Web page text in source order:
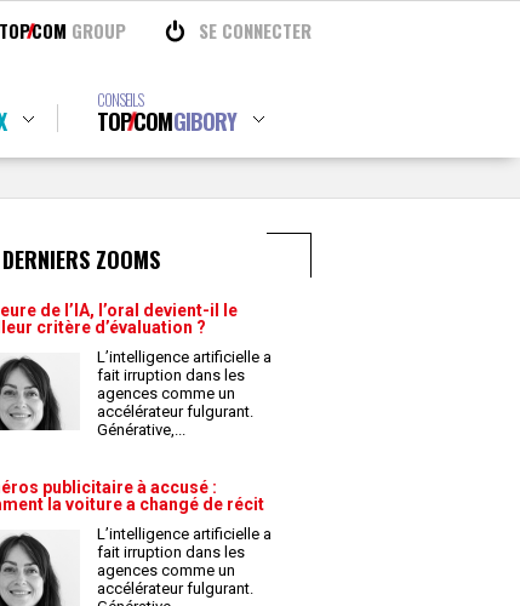
TOPCOM GROUP SE CONNECTER
CONSEILS
TOPCOMGIBORY
ZOOMS
de l’IA, l’oral devient-il le
critère d’évaluation ?
L’intelligence artificielle a
fait irruption dans les
agences comme un
accélérateur fulgurant.
Générative,...
publicitaire à accusé :
la voiture a changé de récit
L’intelligence artificielle a
fait irruption dans les
agences comme un
accélérateur fulgurant.